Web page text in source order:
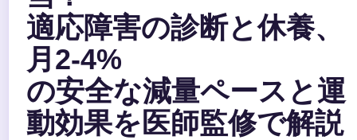
適応障害の診断と休養、
月2-4%
の安全な減量ペースと運
動効果を医師監修で解説